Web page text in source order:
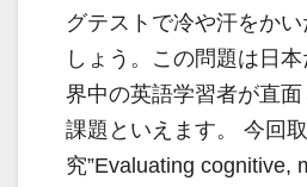
グテストで冷や汗をか
しょう。この問題は日
界中の英語学習者が直
課題といえます。 今回
究”Evaluating cognitive,